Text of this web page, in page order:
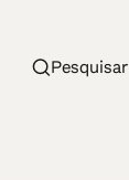
Pesquisar